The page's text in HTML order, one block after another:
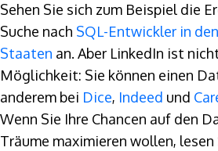
Sehen Sie sich zum Beispiel die
Suche nach SQL-Entwickler in
Staaten an. Aber LinkedIn ist
Möglichkeit: Sie können einen
anderem bei Dice, Indeed und
Wenn Sie Ihre Chancen auf den
Träume maximieren wollen,